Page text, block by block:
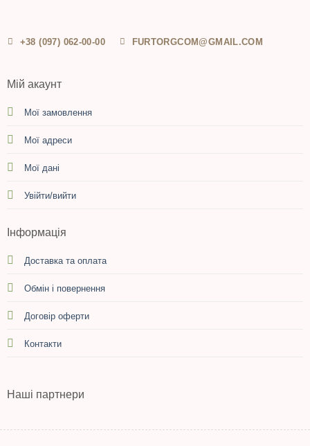
+38 (097) 062-00-00 FURTORGCOM@GMAIL.COM
Мій акаунт
Мої замовлення
Мої адреси
Мої дані
Увійти/вийти
Інформація
Доставка та оплата
Обмін і повернення
Договір оферти
Контакти
Наші партнери